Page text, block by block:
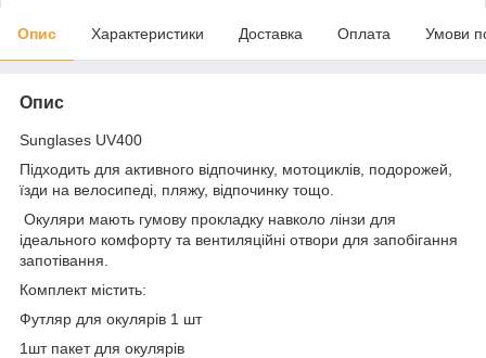
Опис Характеристики Доставка Оплата Умови
Опис
Sunglases UV400
Підходить для активного відпочинку, мотоциклів, подорожей,
їзди на велосипеді, пляжу, відпочинку тощо.
Окуляри мають гумову прокладку навколо лінзи для
ідеального комфорту та вентиляційні отвори для запобігання
запотівання.
Комплект містить:
Футляр для окулярів 1 шт
1шт пакет для окулярів